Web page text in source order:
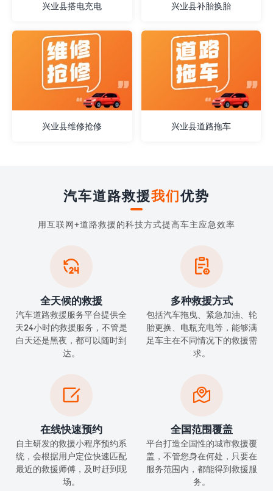
兴业县搭电充电 兴业县补胎换胎
兴业县维修抢修 兴业县道路拖车
汽车道路救援我们优势
用互联网+道路救援的科技方式提高车主应急效率

全天候的救援
汽车道路救援服务平台提供全
天24小时的救援服务，不管是
白天还是黑夜，都可以随时到
达。

多种救援方式
包括汽车拖曳、紧急加油、轮
胎更换、电瓶充电等，能够满
足车主在不同情况下的救援需
求。

在线快速预约
自主研发的救援小程序预约系
统，会根据用户定位快速匹配
最近的救援师傅，及时赶到现
场。

全国范围覆盖
平台打造全国性的城市救援覆
盖，不管您身在何处，只要在
服务范围内，都能得到救援服
务。